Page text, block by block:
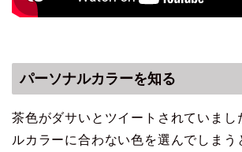
パーソナルカラーを知る
茶色がダサいとツイートされていまし
ルカラーに合わない色を選んでしまう